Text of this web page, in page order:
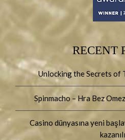
RECENT
Unlocking the Secrets of
Spinmacho – Hra Bez
Casino dünyasına yeni